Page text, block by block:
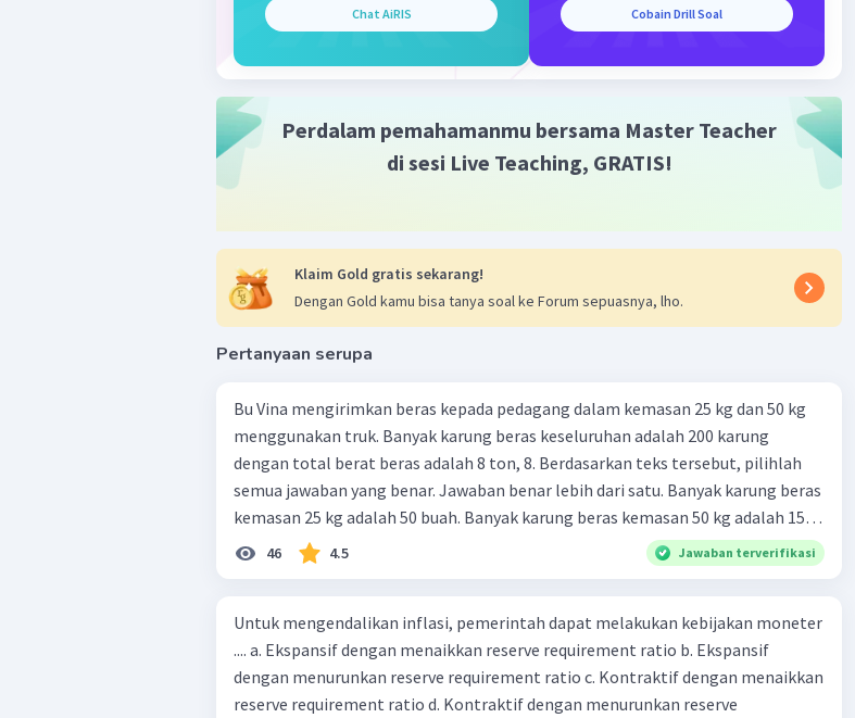
Iklan
Chat AiRIS Cobain Drill Soal
Perdalam pemahamanmu bersama Master Teacher
di sesi Live Teaching, GRATIS!
Klaim Gold gratis sekarang!
Dengan Gold kamu bisa tanya soal ke Forum sepuasnya, lho.
Pertanyaan serupa
Bu Vina mengirimkan beras kepada pedagang dalam kemasan 25 kg dan 50 kg
menggunakan truk. Banyak karung beras keseluruhan adalah 200 karung
dengan total berat beras adalah 8 ton, 8. Berdasarkan teks tersebut, pilihlah
semua jawaban yang benar. Jawaban benar lebih dari satu. Banyak karung beras
kemasan 25 kg adalah 50 buah. Banyak karung beras kemasan 50 kg adalah 150
buah. Total berat beras dalam kemasan 25 kg adalah 2 ton. Perbandingan berat
beras kemasan 25 kg dan 50 kg dalam truk adalah 1: 3. 9. Berdasarkan teks
Rp14.000, berapakah biaya angkut semua beras yang harus dibayar oleh Bu
Vina? A. Rp2.540.000 C. Rp2.312.000 B. Rp2.475.000 D. Rp2.280.000
46 4.5 Jawaban terverifikasi
Untuk mengendalikan inflasi, pemerintah dapat melakukan kebijakan moneter
.... a. Ekspansif dengan menaikkan reserve requirement ratio b. Ekspansif
dengan menurunkan reserve requirement ratio c. Kontraktif dengan menaikkan
reserve requirement ratio d. Kontraktif dengan menurunkan reserve